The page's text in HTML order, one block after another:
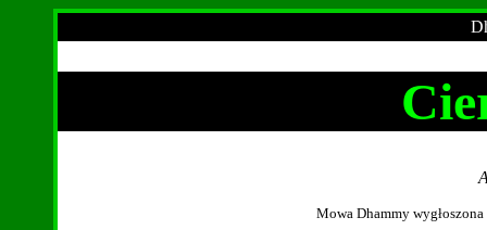
Mowa Dhammy